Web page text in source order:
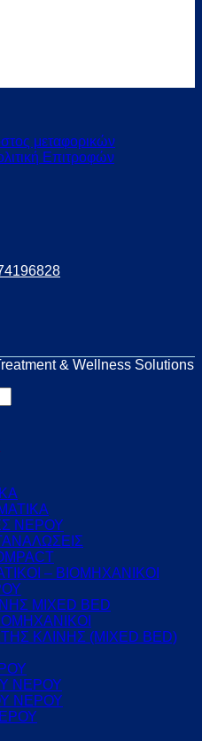
μεταφορικών
Επιτροφών
& Wellness Solutions
ΝΕΡΟΥ
– ΒΙΟΜΗΧΑΝΙΚΟΙ
MIXED BED
ΚΛΙΝΗΣ (MIXED BED)
ΝΕΡΟΥ
ΝΕΡΟΥ